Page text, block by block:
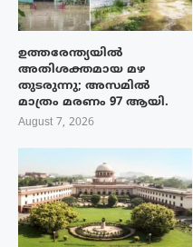
ഉത്തരേന്ത്യയിൽ
അതിശക്തമായ മഴ
തുടരുന്നു; അസമിൽ
മാത്രം മരണം 97 ആയി.
August 7, 2026